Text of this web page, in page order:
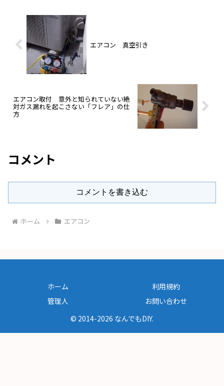
エアコン 真空引き
エアコン取付 意外と知られていない絶
対ガス漏れを起こさない「フレア」の仕
方
コメント
コメントを書き込む
ホーム エアコン
ホーム
利用規約
管理人
お問い合わせ
© 2014-2026 なんでもDIY.